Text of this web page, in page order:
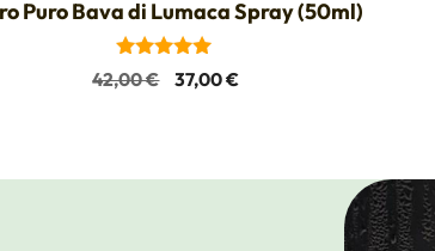
Puro Bava di Lumaca Spray (50ml)
5.00
su 5
42,00€
Il
37,00€Il